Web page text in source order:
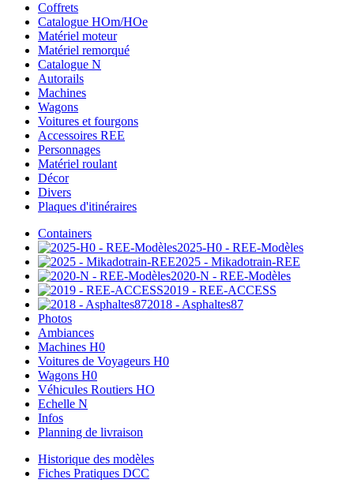
Coffrets
Catalogue HOm/HOe
Matériel moteur
Matériel remorqué
Catalogue N
Autorails
Machines
Wagons
Voitures et fourgons
Accessoires REE
Personnages
Matériel roulant
Décor
Divers
Plaques d'itinéraires
Containers
2025-H0 - REE-Modèles
2025 - Mikadotrain-REE
2020-N - REE-Modèles
2019 - REE-ACCESS
2018 - Asphaltes87
Photos
Ambiances
Machines H0
Voitures de Voyageurs H0
Wagons H0
Véhicules Routiers HO
Echelle N
Infos
Planning de livraison
Historique des modèles
Fiches Pratiques DCC